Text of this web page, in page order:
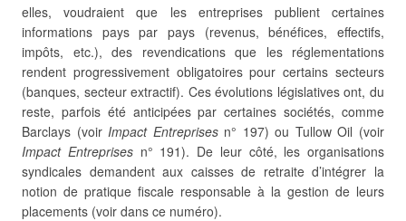
elles, voudraient que les entreprises publient certaines
informations pays par pays (revenus, bénéfices, effectifs,
impôts, etc.), des revendications que les réglementations
rendent progressivement obligatoires pour certains secteurs
(banques, secteur extractif). Ces évolutions législatives ont, du
reste, parfois été anticipées par certaines sociétés, comme
Barclays (voirImpact Entreprisesn° 197) ou Tullow Oil (voir
Impact Entreprisesn° 191). De leur côté, les organisations
syndicales demandent aux caisses de retraite d’intégrer la
notion de pratique fiscale responsable à la gestion de leurs
placements (voir dans ce numéro).